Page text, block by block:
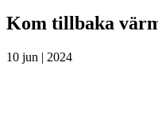
Kom tillbaka
10 jun | 2024